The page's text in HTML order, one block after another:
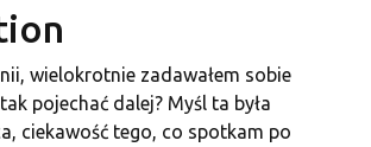
wielokrotnie zadawałem sobie
pojechać dalej? Myśl ta była
ciekawość tego, co spotkam po